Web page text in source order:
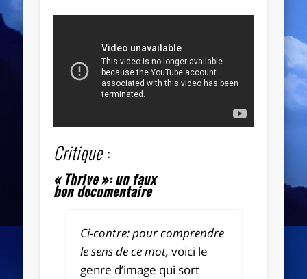
Critique:
« Thrive »: un faux
bon documentaire
Ci-contre:pour comprendre
le sens de ce mot, voici le
genre d’image qui sort